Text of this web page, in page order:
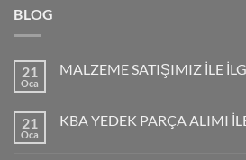
BLOG
21
Oca
MALZEME SATIŞIMIZ İLE
21
Oca
KBA YEDEK PARÇA ALIMI